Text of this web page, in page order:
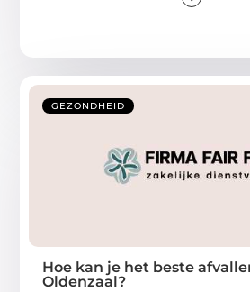
GEZONDHEID
Hoe kan je het beste
Oldenzaal?